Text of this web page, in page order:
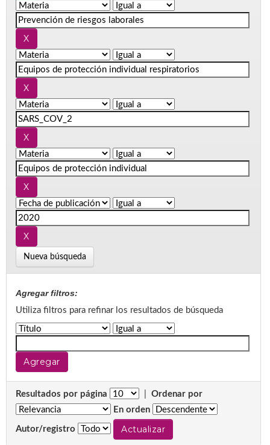
Nueva búsqueda
Agregar filtros:
Utiliza filtros para refinar los resultados de búsqueda
Resultados por página
Ordenar por
En orden
Autor/registro